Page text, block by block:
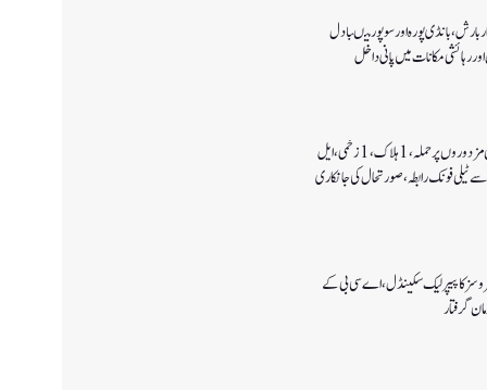
پورہ اور سوپور میںبادل
رہائشی مکانات میں پانی داخل
کولگام میں غیر مقامی مزدوروں پر حملہ،1ہلاک،1زخمی،ایل
ٹیلی فونک رابطہ، صورتحال کی جانکاری
کا پیپر لیک سکینڈل،اے سی بی کے